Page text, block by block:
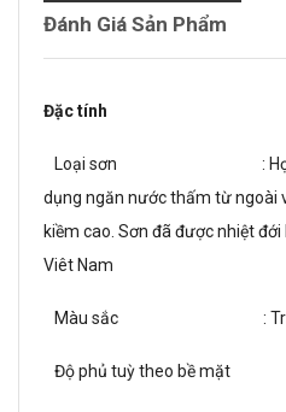
Đánh Giá Sản Phẩm
Đặc tính
Loại sơn : Hợp chất
dụng ngăn nước thấm từ ngoài
kiềm cao. Sơn đã được nhiệt
Viêt Nam
Màu sắc : Trắng
Độ phủ tuỳ theo bề mặt :